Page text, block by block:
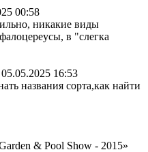
00:58
никакие виды
в "слегка
05.05.2025 16:53
названия сорта,как найти
& Pool Show - 2015»